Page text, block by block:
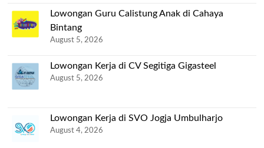
Lowongan Guru Calistung Anak di Cahaya
Bintang
August 5, 2026
Lowongan Kerja di CV Segitiga Gigasteel
August 5, 2026
Lowongan Kerja di SVO Jogja Umbulharjo
August 4, 2026